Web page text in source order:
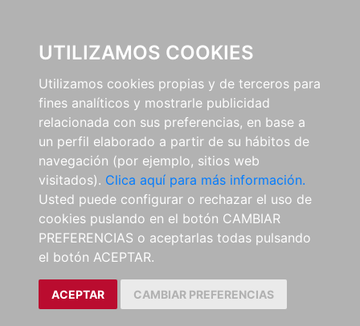
UTILIZAMOS COOKIES
Utilizamos cookies propias y de terceros para
fines analíticos y mostrarle publicidad
relacionada con sus preferencias, en base a
un perfil elaborado a partir de su hábitos de
navegación (por ejemplo, sitios web
visitados). Clica aquí para más información.
Usted puede configurar o rechazar el uso de
cookies puslando en el botón CAMBIAR
PREFERENCIAS o aceptarlas todas pulsando
el botón ACEPTAR.
ACEPTAR CAMBIAR PREFERENCIAS